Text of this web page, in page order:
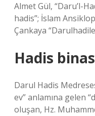
Almet Gül, “Daru’l-
hadis”; İslam
Çankaya
Hadis
Darul Hadis
ev” anlamına gelen
oluşan, Hz.